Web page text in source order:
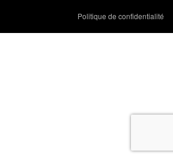
Politique de confidentialité